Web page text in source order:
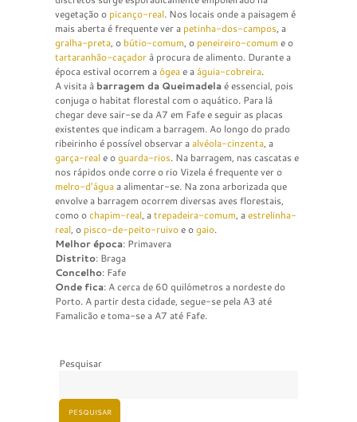
vegetação o picanço-real. Nos locais onde a paisagem é
mais aberta é frequente ver a petinha-dos-campos, a
gralha-preta, o bútio-comum, o peneireiro-comum e o
tartaranhão-caçadorà procura de alimento. Durante a
época estival ocorrem aógeae aáguia-cobreira.
A visita à barragem da Queimadelaé essencial, pois
conjuga o habitat florestal com o aquático. Para lá
chegar deve sair-se da A7 em Fafe e seguir as placas
existentes que indicam a barragem. Ao longo do prado
ribeirinho é possível observar aalvéola-cinzenta, a
garça-reale oguarda-rios. Na barragem, nas cascatas e
nos rápidos onde corre o rio Vizela é frequente ver o
melro-d’águaa alimentar-se. Na zona arborizada que
envolve a barragem ocorrem diversas aves florestais,
como ochapim-real, atrepadeira-comum, aestrelinha-
real, o pisco-de-peito-ruivoe ogaio.
Melhor época: Primavera
Distrito: Braga
Concelho: Fafe
Onde fica: A cerca de 60 quilómetros a nordeste do
Porto. A partir desta cidade, segue-se pela A3 até
Famalicão e toma-se a A7 até Fafe.
Pesquisar
PESQUISAR